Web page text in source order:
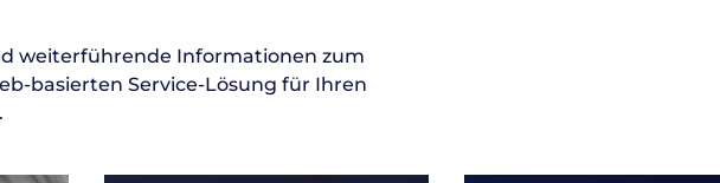
weiterführende Informationen zum
basierten Service-Lösung für Ihren